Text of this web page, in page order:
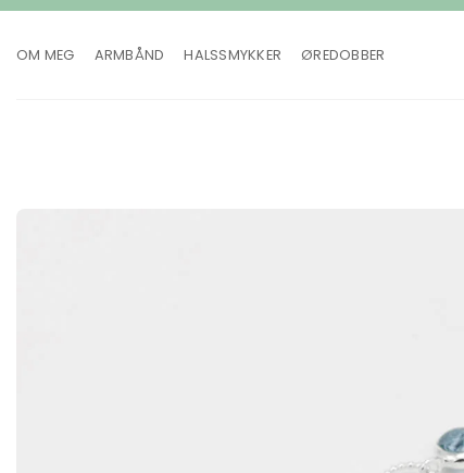
Skip
content
OM MEG ARMBÅND HALSSMYKKER ØREDOBBER